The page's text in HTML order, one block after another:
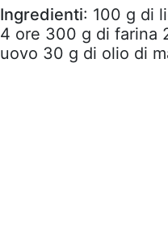
Ingredienti: 100 g di
4 ore 300 g di farina
uovo 30 g di olio di